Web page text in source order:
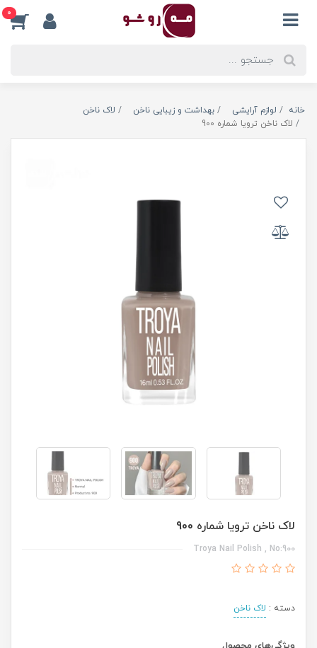
0
خانه لوازم آرایشی بهداشت و زیبایی ناخن
لاک ناخن
لاک ناخن ترویا شماره 900
لاک ناخن ترویا شماره 900
Troya Nail Polish , No:900
دسته : لاک ناخن